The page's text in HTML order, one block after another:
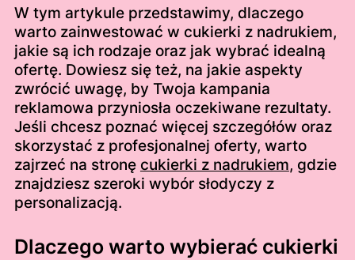
W tym artykule przedstawimy, dlaczego
warto zainwestować w cukierki z nadrukiem,
jakie są ich rodzaje oraz jak wybrać idealną
ofertę. Dowiesz się też, na jakie aspekty
zwrócić uwagę, by Twoja kampania
reklamowa przyniosła oczekiwane rezultaty.
Jeśli chcesz poznać więcej szczegółów oraz
skorzystać z profesjonalnej oferty, warto
zajrzeć na stronę cukierki z nadrukiem, gdzie
znajdziesz szeroki wybór słodyczy z
personalizacją.
Dlaczego warto wybierać cukierki